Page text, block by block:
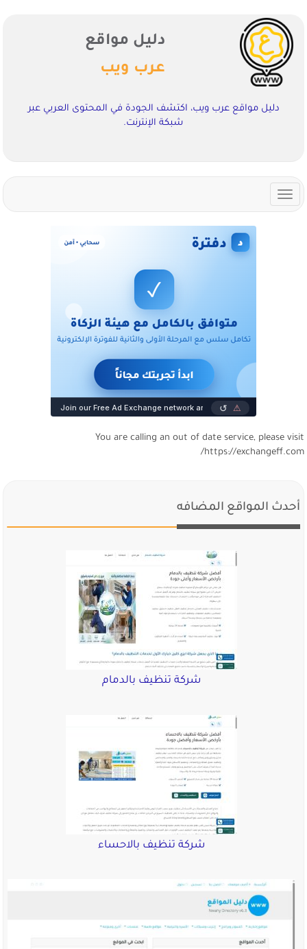
دليل مواقع
عرب ويب
دليل مواقع عرب ويب، اكتشف الجودة في المحتوى العربي عبر
شبكة الإنترنت.
Toggle
navigation
You are calling an out of date service, please visit
https://exchangeff.com/
أحدث المواقع المضافه
شركة تنظيف بالدمام
شركة تنظيف بالاحساء